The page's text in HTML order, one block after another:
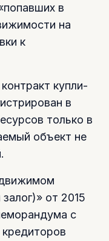
в
на
к
купли-
в
только в
объект не
от 2015
с